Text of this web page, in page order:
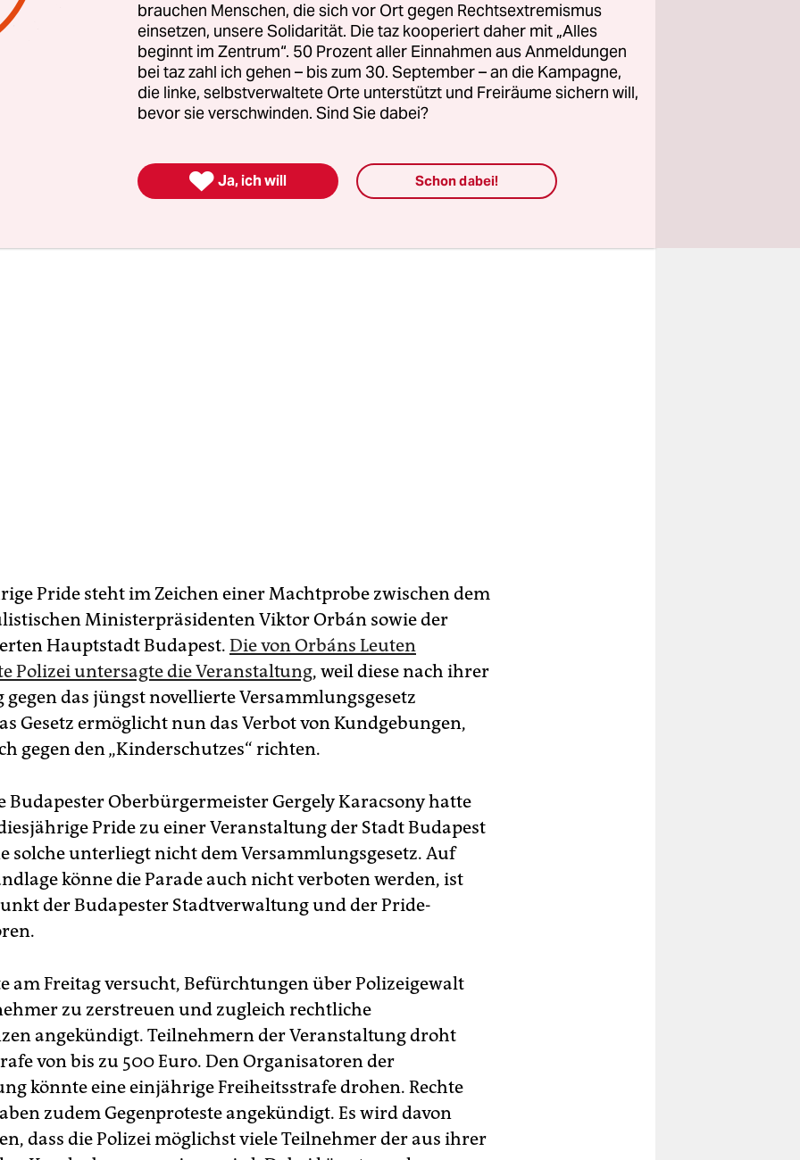
Radvanyi, am Samstag der NachrichtenagenturAFP.
Schätzung sei schwierig, „weil noch nie so viele Menschen
Pride waren.„Der Deak-Platz im Zentrum sei bereits
gefüllt, berichtete das Nachrichtenportal telex.hu, viele
schwulen, bisexuellen, Trans- und queeren Menschen
den Plänen zufolge über eine Donaubrücke auf die
Pride steht im Zeichen einer Machtprobe zwischen dem
Ministerpräsidenten Viktor Orbán sowie der
Hauptstadt Budapest. Die von Orbáns Leuten
Polizei untersagte die Veranstaltung, weil diese nach ihrer
gegen das jüngst novellierte Versammlungsgesetz
Gesetz ermöglicht nun das Verbot von Kundgebungen,
gegen den „Kinderschutzes“ richten.
Budapester Oberbürgermeister Gergely Karacsony hatte
Pride zu einer Veranstaltung der Stadt Budapest
solche unterliegt nicht dem Versammlungsgesetz. Auf
könne die Parade auch nicht verboten werden, ist
der Budapester Stadtverwaltung und der Pride-
am Freitag versucht, Befürchtungen über Polizeigewalt
zu zerstreuen und zugleich rechtliche
angekündigt. Teilnehmern der Veranstaltung droht
von bis zu 500 Euro. Den Organisatoren der
könnte eine einjährige Freiheitsstrafe drohen. Rechte
zudem Gegenproteste angekündigt. Es wird davon
dass die Polizei möglichst viele Teilnehmer der aus ihrer
brauchen Menschen, die sich vor Ort gegen Rechtsextremismus
einsetzen, unsere Solidarität. Die taz kooperiert daher mit „Alles
beginnt im Zentrum“. 50 Prozent aller Einnahmen aus Anmeldungen
bei taz zahl ich gehen – bis zum 30. September – an die Kampagne,
die linke, selbstverwaltete Orte unterstützt und Freiräume sichern will,
bevor sie verschwinden. Sind Sie dabei?
 Ja, ich will Schon dabei!